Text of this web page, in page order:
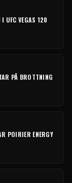
UFC VEGAS 120
PÅ BROTTNING
POIRIER ENERGY